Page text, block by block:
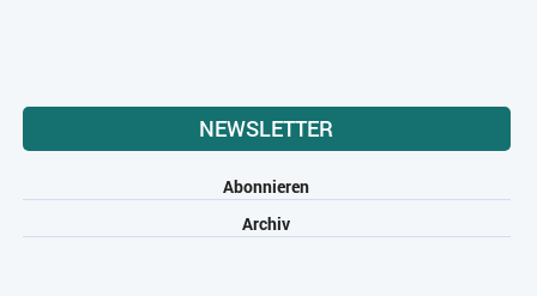
NEWSLETTER
Abonnieren
Archiv